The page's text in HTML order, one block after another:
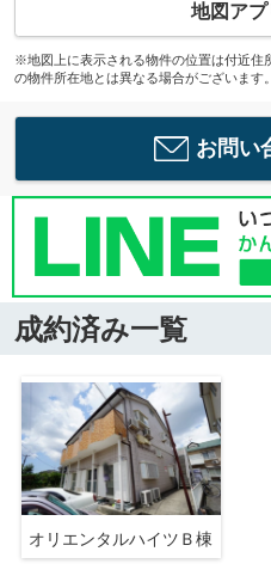
地図アプ
※地図上に表示される物件の位置は付近住
の物件所在地とは異なる場合がございます。
お問い
成約済み一覧
オリエンタルハイツＢ棟